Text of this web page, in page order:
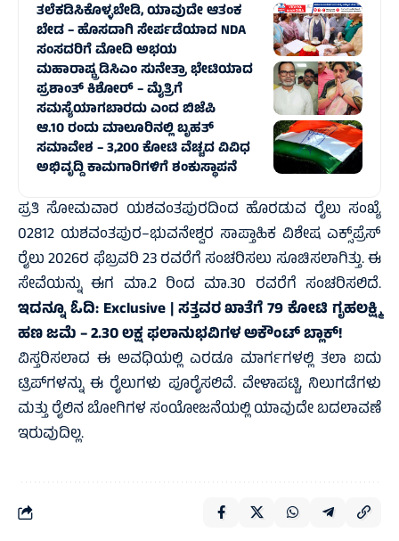
ತಲೆಕಡಿಸಿಕೊಳ್ಳಬೇಡಿ, ಯಾವುದೇ ಆತಂಕ
ಬೇಡ – ಹೊಸದಾಗಿ ಸೇರ್ಪಡೆಯಾದ NDA
ಸಂಸದರಿಗೆ ಮೋದಿ ಅಭಯ
ಮಹಾರಾಷ್ಟ್ರ ಡಿಸಿಎಂ ಸುನೇತ್ರಾ ಭೇಟಿಯಾದ
ಪ್ರಶಾಂತ್ ಕಿಶೋರ್ – ಮೈತ್ರಿಗೆ
ಸಮಸ್ಯೆಯಾಗಬಾರದು ಎಂದ ಬಿಜೆಪಿ
ಆ.10 ರಂದು ಮಾಲೂರಿನಲ್ಲಿ ಬೃಹತ್‌
ಸಮಾವೇಶ – 3,200 ಕೋಟಿ ವೆಚ್ಚದ ವಿವಿಧ
ಅಭಿವೃದ್ದಿ ಕಾಮಗಾರಿಗಳಿಗೆ ಶಂಕುಸ್ಥಾಪನೆ
ಪ್ರತಿ ಸೋಮವಾರ ಯಶವಂತಪುರದಿಂದ ಹೊರಡುವ ರೈಲು ಸಂಖ್ಯೆ
02812 ಯಶವಂತಪುರ–ಭುವನೇಶ್ವರ ಸಾಪ್ತಾಹಿಕ ವಿಶೇಷ ಎಕ್ಸ್‌ಪ್ರೆಸ್
ರೈಲು 2026ರ ಫೆಬ್ರವರಿ 23 ರವರೆಗೆ ಸಂಚರಿಸಲು ಸೂಚಿಸಲಾಗಿತ್ತು. ಈ
ಸೇವೆಯನ್ನು ಈಗ ಮಾ.2 ರಿಂದ ಮಾ.30 ರವರೆಗೆ ಸಂಚರಿಸಲಿದೆ.
ಇದನ್ನೂ ಓದಿ: Exclusive | ಸತ್ತವರ ಖಾತೆಗೆ 79 ಕೋಟಿ ಗೃಹಲಕ್ಷ್ಮಿ
ಹಣ ಜಮೆ – 2.30 ಲಕ್ಷ ಫಲಾನುಭವಿಗಳ ಅಕೌಂಟ್ ಬ್ಲಾಕ್‌!
ವಿಸ್ತರಿಸಲಾದ ಈ ಅವಧಿಯಲ್ಲಿ ಎರಡೂ ಮಾರ್ಗಗಳಲ್ಲಿ ತಲಾ ಐದು
ಟ್ರಿಪ್‌ಗಳನ್ನು ಈ ರೈಲುಗಳು ಪೂರೈಸಲಿವೆ. ವೇಳಾಪಟ್ಟಿ, ನಿಲುಗಡೆಗಳು
ಮತ್ತು ರೈಲಿನ ಬೋಗಿಗಳ ಸಂಯೋಜನೆಯಲ್ಲಿ ಯಾವುದೇ ಬದಲಾವಣೆ
ಇರುವುದಿಲ್ಲ.